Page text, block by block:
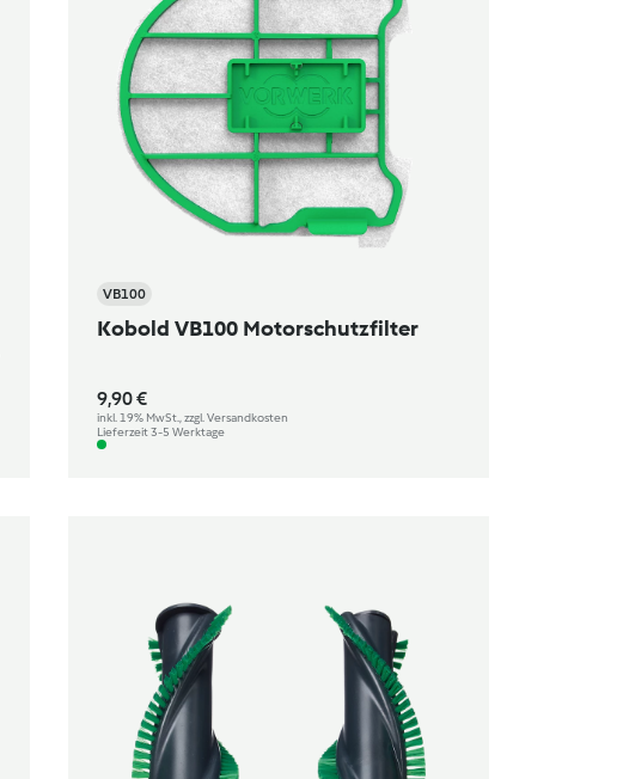
VB100
Kobold VB100 Motorschutzfilter
9,90 €
inkl. 19% MwSt., zzgl. Versandkosten
Lieferzeit 3-5 Werktage